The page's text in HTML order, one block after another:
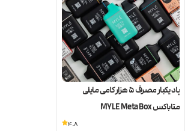
پاد یکبار مصرف ۵ هزار کامی مایلی
متاباکس MYLE Meta Box
4.8